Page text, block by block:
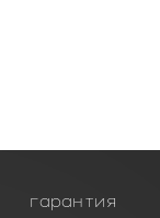
гарантия